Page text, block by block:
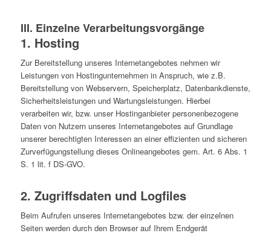
III. Einzelne Verarbeitungsvorgänge
1. Hosting
Zur Bereitstellung unseres Internetangebotes nehmen wir
Leistungen von Hostingunternehmen in Anspruch, wie z.B.
Bereitstellung von Webservern, Speicherplatz, Datenbankdienste,
Sicherheitsleistungen und Wartungsleistungen. Hierbei
verarbeiten wir, bzw. unser Hostinganbieter personenbezogene
Daten von Nutzern unseres Internetangebotes auf Grundlage
unserer berechtigten Interessen an einer effizienten und sicheren
Zurverfügungstellung dieses Onlineangebotes gem. Art. 6 Abs. 1
S. 1 lit. f DS-GVO.
2. Zugriffsdaten und Logfiles
Beim Aufrufen unseres Internetangebotes bzw. der einzelnen
Seiten werden durch den Browser auf Ihrem Endgerät